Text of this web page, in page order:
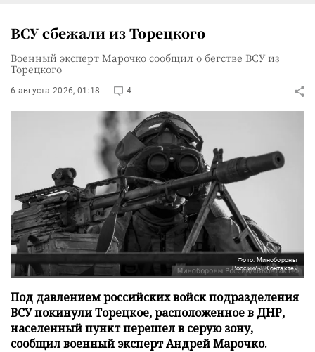
ВСУ сбежали из Торецкого
Военный эксперт Марочко сообщил о бегстве ВСУ из
Торецкого
6 августа 2026, 01:18 4
Фото: Минобороны
России/«ВКонтакте»
Под давлением российских войск подразделения
ВСУ покинули Торецкое, расположенное в ДНР,
населенный пункт перешел в серую зону,
сообщил военный эксперт Андрей Марочко.